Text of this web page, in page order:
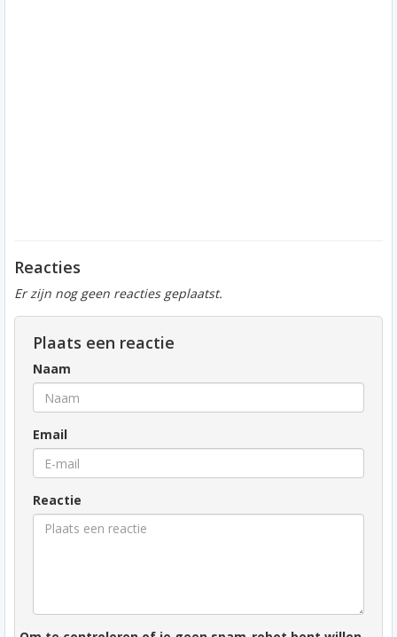
Reacties
Er zijn nog geen reacties geplaatst.
Plaats een reactie
Naam
Email
Reactie